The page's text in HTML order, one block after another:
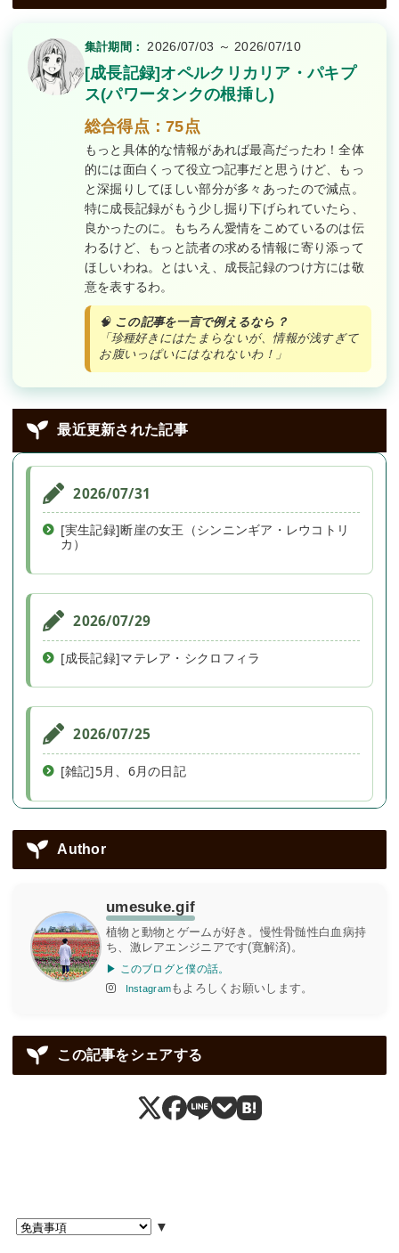
集計期間： 2026/07/03 ～ 2026/07/10
[成長記録]オペルクリカリア・パキプ
ス(パワータンクの根挿し)
総合得点：75点
もっと具体的な情報があれば最高だったわ！全体
的には面白くって役立つ記事だと思うけど、もっ
と深掘りしてほしい部分が多々あったので減点。
特に成長記録がもう少し掘り下げられていたら、
良かったのに。もちろん愛情をこめているのは伝
わるけど、もっと読者の求める情報に寄り添って
ほしいわね。とはいえ、成長記録のつけ方には敬
意を表するわ。
🧠 この記事を一言で例えるなら？
「珍種好きにはたまらないが、情報が浅すぎて
お腹いっぱいにはなれないわ！」
最近更新された記事
2026/07/31
[実生記録]断崖の女王（シンニンギア・レウコトリ
カ）
2026/07/29
[成長記録]マテレア・シクロフィラ
2026/07/25
[雑記]5月、6月の日記
2026/07/16
2026/07/02
2026/06/26
2026/06/25
Author
umesuke.gif
植物と動物とゲームが好き。慢性骨髄性白血病持
ち、激レアエンジニアです(寛解済)。
▶ このブログと僕の話。
Instagramもよろしくお願いします。
この記事をシェアする
▼